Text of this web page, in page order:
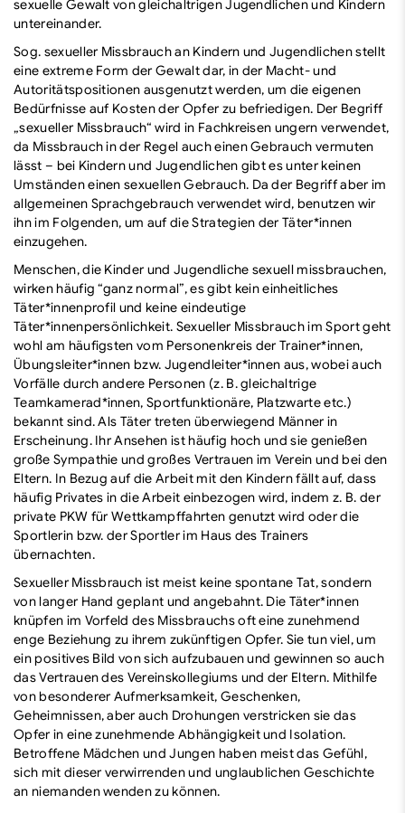
sexuelle Gewalt von gleichaltrigen Jugendlichen und Kindern
untereinander.
Sog. sexueller Missbrauch an Kindern und Jugendlichen stellt
eine extreme Form der Gewalt dar, in der Macht- und
Autoritätspositionen ausgenutzt werden, um die eigenen
Bedürfnisse auf Kosten der Opfer zu befriedigen. Der Begriff
„sexueller Missbrauch“ wird in Fachkreisen ungern verwendet,
da Missbrauch in der Regel auch einen Gebrauch vermuten
lässt – bei Kindern und Jugendlichen gibt es unter keinen
Umständen einen sexuellen Gebrauch. Da der Begriff aber im
allgemeinen Sprachgebrauch verwendet wird, benutzen wir
ihn im Folgenden, um auf die Strategien der Täter*innen
einzugehen.
Menschen, die Kinder und Jugendliche sexuell missbrauchen,
wirken häufig “ganz normal”, es gibt kein einheitliches
Täter*innenprofil und keine eindeutige
Täter*innenpersönlichkeit. Sexueller Missbrauch im Sport geht
wohl am häufigsten vom Personenkreis der Trainer*innen,
Übungsleiter*innen bzw. Jugendleiter*innen aus, wobei auch
Vorfälle durch andere Personen (z. B. gleichaltrige
Teamkamerad*innen, Sportfunktionäre, Platzwarte etc.)
bekannt sind. Als Täter treten überwiegend Männer in
Erscheinung. Ihr Ansehen ist häufig hoch und sie genießen
große Sympathie und großes Vertrauen im Verein und bei den
Eltern. In Bezug auf die Arbeit mit den Kindern fällt auf, dass
häufig Privates in die Arbeit einbezogen wird, indem z. B. der
private PKW für Wettkampffahrten genutzt wird oder die
Sportlerin bzw. der Sportler im Haus des Trainers
übernachten.
Sexueller Missbrauch ist meist keine spontane Tat, sondern
von langer Hand geplant und angebahnt. Die Täter*innen
knüpfen im Vorfeld des Missbrauchs oft eine zunehmend
enge Beziehung zu ihrem zukünftigen Opfer. Sie tun viel, um
ein positives Bild von sich aufzubauen und gewinnen so auch
das Vertrauen des Vereinskollegiums und der Eltern. Mithilfe
von besonderer Aufmerksamkeit, Geschenken,
Geheimnissen, aber auch Drohungen verstricken sie das
Opfer in eine zunehmende Abhängigkeit und Isolation.
Betroffene Mädchen und Jungen haben meist das Gefühl,
sich mit dieser verwirrenden und unglaublichen Geschichte
an niemanden wenden zu können.